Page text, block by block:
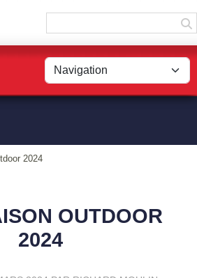
2024
OUTDOOR
2024
cookies